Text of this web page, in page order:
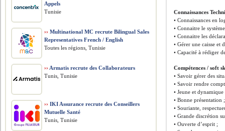
Connaissances
• Connaissances en
• Connaitre le
• Connaitre les
• Gérer une caisse et
• Capacité à rédiger
Compétences / soft
• Savoir gérer des
• Savoir rendre
• Jeune et dynamique
• Bonne présentation ;
• Souriante,
• Grande discrétion
• Ouverte d’esprit ;
Appels
Tunisie
›› Multinational MC recrute Bilingual Sales
Representatives French / English
Toutes les régions, Tunisie
›› Armatis recrute des Collaborateurs
Tunis, Tunisie
›› IKI Assurance recrute des Conseillers
Mutuelle Santé
Tunis, Tunisie